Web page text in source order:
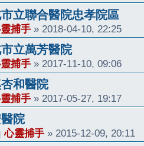
立聯合醫院忠孝院區
捕手 » 2018-04-10, 22:25
立萬芳醫院
捕手 » 2017-11-10, 09:06
和醫院
捕手 » 2017-05-27, 19:17
院
心靈捕手 » 2015-12-09, 20:11